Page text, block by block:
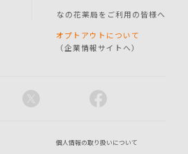
なの花薬局をご利用の皆様へ
オプトアウトについて
（企業情報サイトへ）
個人情報の取り扱いについて